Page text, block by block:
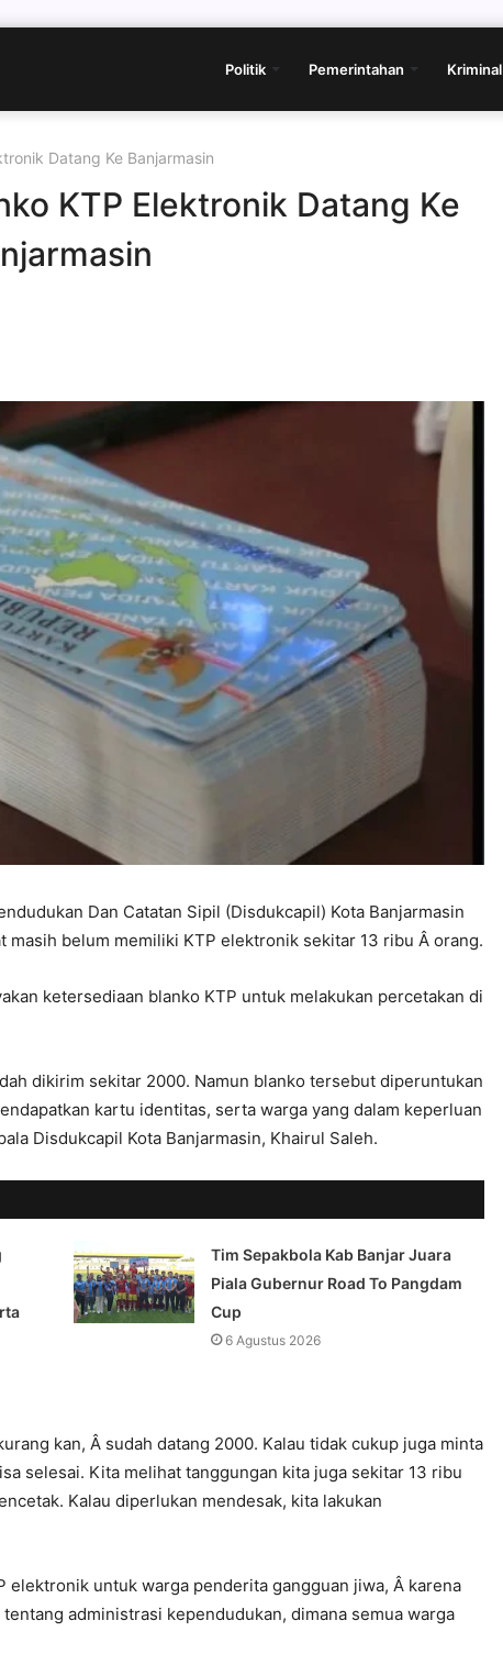
Politik Pemerintahan Kriminal
Datang Ke Banjarmasin
KTP Elektronik Datang Ke
Dan Catatan Sipil (Disdukcapil) Kota Banjarmasin
masih belum memiliki KTP elektronik sekitar 13 ribu Â orang.
ketersediaan blanko KTP untuk melakukan percetakan di
dikirim sekitar 2000. Namun blanko tersebut diperuntukan
kartu identitas, serta warga yang dalam keperluan
Disdukcapil Kota Banjarmasin, Khairul Saleh.
Tim Sepakbola Kab Banjar Juara
Piala Gubernur Road To Pangdam
Cup
6 Agustus 2026
kan, Â sudah datang 2000. Kalau tidak cukup juga minta
selesai. Kita melihat tanggungan kita juga sekitar 13 ribu
Kalau diperlukan mendesak, kita lakukan
elektronik untuk warga penderita gangguan jiwa, Â karena
administrasi kependudukan, dimana semua warga